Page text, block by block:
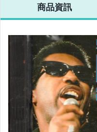
西洋 男歌手
西洋 團體/樂團
西洋 合輯
日韓 女歌手
日韓 男歌手
日韓 團體/樂團
商品資訊